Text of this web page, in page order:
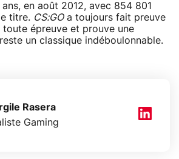
en août 2012, avec 854 801
titre. CS:GOa toujours fait preuve
toute épreuve et prouve une
un classique indéboulonnable.
Rasera
Gaming